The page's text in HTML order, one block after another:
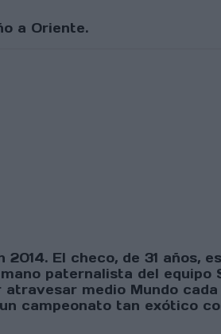
a Oriente.
El checo, de 31 años,
paternalista del
medio Mundo
campeonato tan exótico